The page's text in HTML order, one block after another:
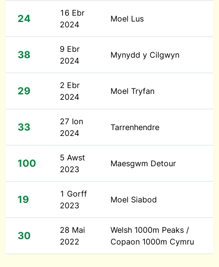
24
16 Ebr
2024
Moel Lus
38
9 Ebr
2024
Mynydd y Cilgwyn
29
2 Ebr
2024
Moel Tryfan
33
27 Ion
2024
Tarrenhendre
100
5 Awst
2023
Maesgwm Detour
19
1 Gorff
2023
Moel Siabod
30
28 Mai
2022
Welsh 1000m Peaks /
Copaon 1000m Cymru